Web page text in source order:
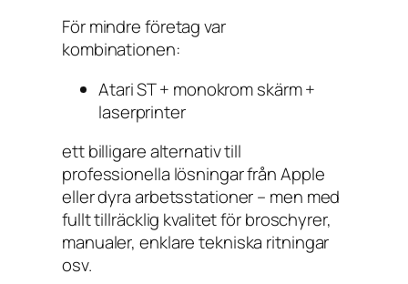
För mindre företag var
kombinationen:
Atari ST + monokrom skärm +
laserprinter
ett billigare alternativ till
professionella lösningar från Apple
eller dyra arbetsstationer – men med
fullt tillräcklig kvalitet för broschyrer,
manualer, enklare tekniska ritningar
osv.